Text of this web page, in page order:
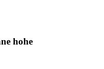
hohe